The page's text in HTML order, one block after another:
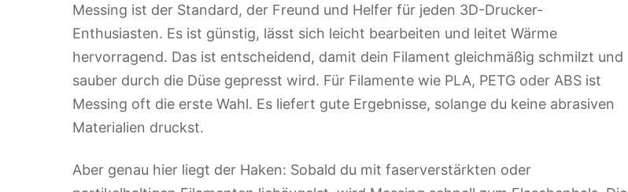
Messing ist der Standard, der Freund und Helfer für jeden 3D-Drucker-
Enthusiasten. Es ist günstig, lässt sich leicht bearbeiten und leitet Wärme
hervorragend. Das ist entscheidend, damit dein Filament gleichmäßig schmilzt und
sauber durch die Düse gepresst wird. Für Filamente wie PLA, PETG oder ABS ist
Messing oft die erste Wahl. Es liefert gute Ergebnisse, solange du keine abrasiven
Materialien druckst.
Aber genau hier liegt der Haken: Sobald du mit faserverstärkten oder